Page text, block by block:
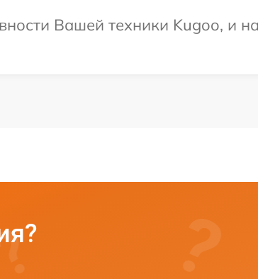
Вашей техники Kugoo, и